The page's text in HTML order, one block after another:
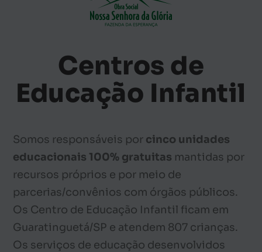
Centros de
Educação Infantil
Somos responsáveis por cinco unidades
educacionais 100% gratuitas mantidas por
recursos próprios e por meio de
parcerias/convênios com órgãos públicos.
Os Centro de Educação Infantil ficam em
Guaratinguetá/SP e atendem 807 crianças.
Os serviços de educação desenvolvidos